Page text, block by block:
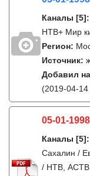
Каналы [5]:
НТВ+ Мир
Регион:
Источник:
Добавил
(2019-04-
05-01-
Каналы [5]:
Сахалин /
/ НТВ,